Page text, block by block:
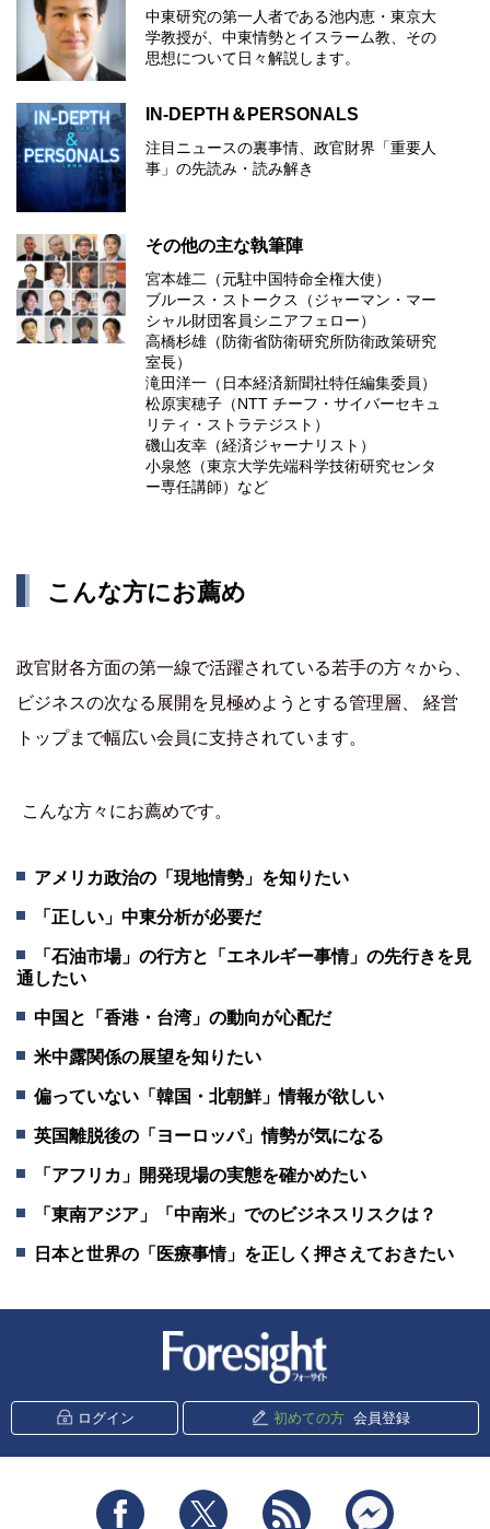
中東研究の第⼀⼈者である池内恵・東京⼤
学教授が、中東情勢とイスラーム教、その
思想について⽇々解説します。
IN-DEPTH＆PERSONALS
注目ニュースの裏事情、政官財界「重要人
事」の先読み・読み解き
その他の主な執筆陣
宮本雄二（元駐中国特命全権大使）
ブルース・ストークス（ジャーマン・マー
シャル財団客員シニアフェロー）
高橋杉雄（防衛省防衛研究所防衛政策研究
室長）
滝田洋一（日本経済新聞社特任編集委員）
松原実穂子（NTT チーフ・サイバーセキュ
リティ・ストラテジスト）
磯山友幸（経済ジャーナリスト）
小泉悠（東京大学先端科学技術研究センタ
ー専任講師）など
こんな方にお薦め
政官財各方面の第一線で活躍されている若手の方々から、
ビジネスの次なる展開を見極めようとする管理層、 経営
トップまで幅広い会員に支持されています。
こんな方々にお薦めです。
アメリカ政治の「現地情勢」を知りたい
「正しい」中東分析が必要だ
「石油市場」の行方と「エネルギー事情」の先行きを見
通したい
中国と「香港・台湾」の動向が心配だ
米中露関係の展望を知りたい
偏っていない「韓国・北朝鮮」情報が欲しい
英国離脱後の「ヨーロッパ」情勢が気になる
「アフリカ」開発現場の実態を確かめたい
「東南アジア」「中南米」でのビジネスリスクは？
日本と世界の「医療事情」を正しく押さえておきたい
ログイン 初めての方 会員登録
Facebook Twitter RSS